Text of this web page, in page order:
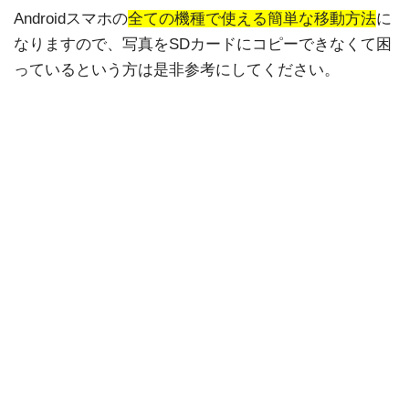
Androidスマホの全ての機種で使える簡単な移動方法に
なりますので、写真をSDカードにコピーできなくて困
っているという方は是非参考にしてください。